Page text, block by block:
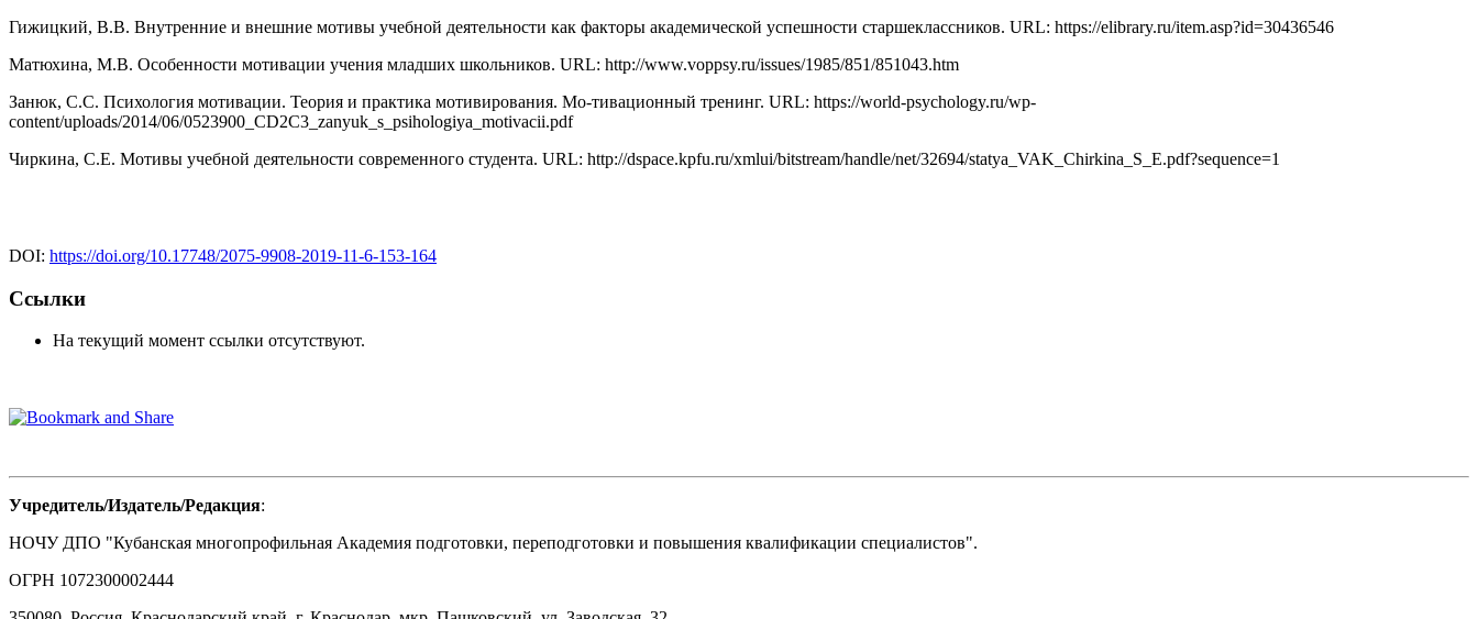
Гижицкий, В.В. Внутренние и внешние мотивы учебной деятельности как факторы академической успешности старшеклассников. URL: https://elibrary.ru/item.asp?id=30436546
Матюхина, М.В. Особенности мотивации учения младших школьников. URL: http://www.voppsy.ru/issues/1985/851/851043.htm
Занюк, С.С. Психология мотивации. Теория и практика мотивирования. Мо-тивационный тренинг. URL: https://world-psychology.ru/wp-
content/uploads/2014/06/0523900_CD2C3_zanyuk_s_psihologiya_motivacii.pdf
Чиркина, С.Е. Мотивы учебной деятельности современного студента. URL: http://dspace.kpfu.ru/xmlui/bitstream/handle/net/32694/statya_VAK_Chirkina_S_E.pdf?sequence=1
DOI: https://doi.org/10.17748/2075-9908-2019-11-6-153-164
Ссылки
На текущий момент ссылки отсутствуют.
Учредитель/Издатель/Редакция:
НОЧУ ДПО "Кубанская многопрофильная Академия подготовки, переподготовки и повышения квалификации специалистов".
ОГРН 1072300002444